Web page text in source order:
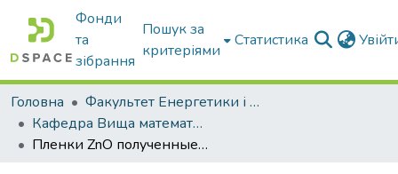
Фонди
та
зібрання
Пошук за
критеріями
Статистика
Головна
Факультет Енергетики і комп'ютерних технологій
Кафедра Вища математика та фізика
Пленки ZnO полученные на мезо- и макропористых подложках Si методом магнетронного напыления